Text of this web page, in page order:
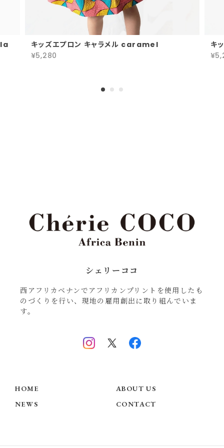
キッズエプロン キャラメル caramel
¥5,280
キ
シェリーココ
西アフリカベナンでアフリカンプリントを使用したも
のづくりを行い、現地の雇用創出に取り組んでいま
す。
HOME
ABOUT US
NEWS
CONTACT